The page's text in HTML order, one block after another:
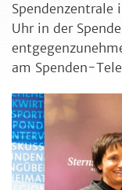
Spendenzentrale
Uhr in der
am Spenden-